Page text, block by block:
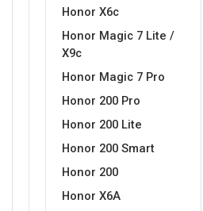
Honor X6c
Honor Magic 7 Lite /
X9c
Honor Magic 7 Pro
Honor 200 Pro
Honor 200 Lite
Honor 200 Smart
Honor 200
Honor X6A
Životinjsko carstvo